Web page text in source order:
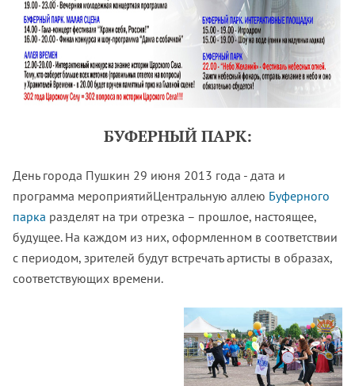
БУФЕРНЫЙ ПАРК:
День города Пушкин 29 июня 2013 года - дата и
программа мероприятийЦентральную аллею Буферного
парка разделят на три отрезка – прошлое, настоящее,
будущее. На каждом из них, оформленном в соответствии
с периодом, зрителей будут встречать артисты в образах,
соответствующих времени.